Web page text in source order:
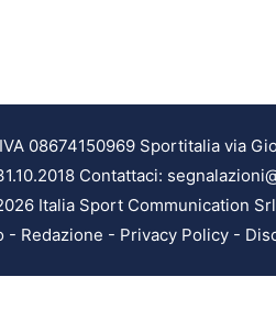
08674150969 Sportitalia via
Contattaci:
Italia Sport Communication Srl
- Redazione - Privacy Policy -